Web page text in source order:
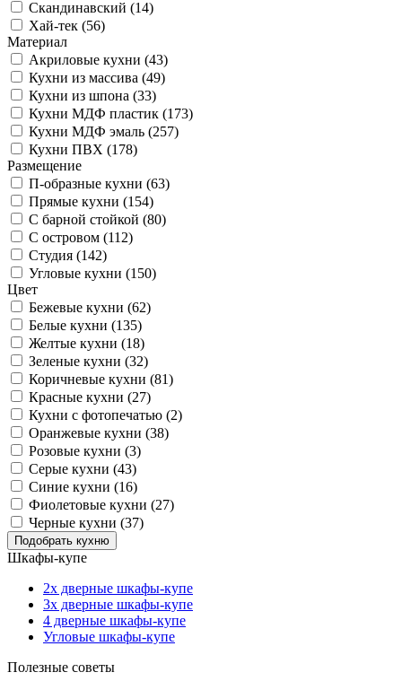
Скандинавский (14)
Хай-тек (56)
Материал
Акриловые кухни (43)
Кухни из массива (49)
Кухни из шпона (33)
Кухни МДФ пластик (173)
Кухни МДФ эмаль (257)
Кухни ПВХ (178)
Размещение
П-образные кухни (63)
Прямые кухни (154)
С барной стойкой (80)
С островом (112)
Студия (142)
Угловые кухни (150)
Цвет
Бежевые кухни (62)
Белые кухни (135)
Желтые кухни (18)
Зеленые кухни (32)
Коричневые кухни (81)
Красные кухни (27)
Кухни с фотопечатью (2)
Оранжевые кухни (38)
Розовые кухни (3)
Серые кухни (43)
Синие кухни (16)
Фиолетовые кухни (27)
Черные кухни (37)
Шкафы-купе
2х дверные шкафы-купе
3х дверные шкафы-купе
4 дверные шкафы-купе
Угловые шкафы-купе
Полезные советы